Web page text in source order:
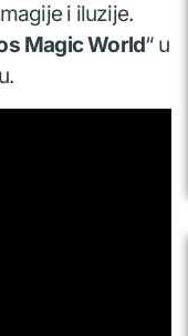
i iluzije.
Magic World“ u